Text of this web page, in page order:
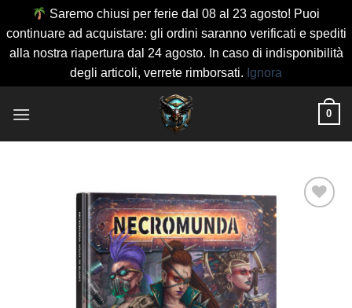
Saremo chiusi per ferie dal 08 al 23 agosto! Puoi
continuare ad acquistare: gli ordini saranno verificati e spediti
alla nostra riapertura dal 24 agosto. In caso di indisponibilità
degli articoli, verrete rimborsati. Ignora
0